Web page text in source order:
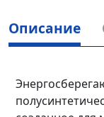
Описание